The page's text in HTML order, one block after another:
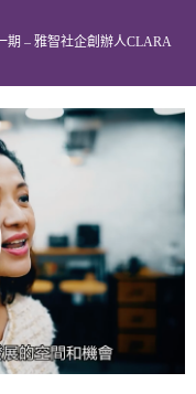
期 – 雅智社企創辦人CLARA